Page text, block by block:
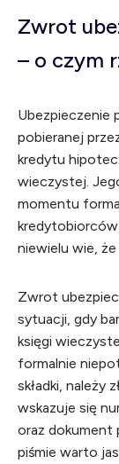
Zwrot
– o czym
Ubezpieczenie
pobieranej
kredytu
wieczystej.
momentu
kredytobiorców
niewielu wie,
Zwrot
sytuacji, gdy
księgi
formalnie
składki, należy
wskazuje się
oraz dokument
piśmie warto